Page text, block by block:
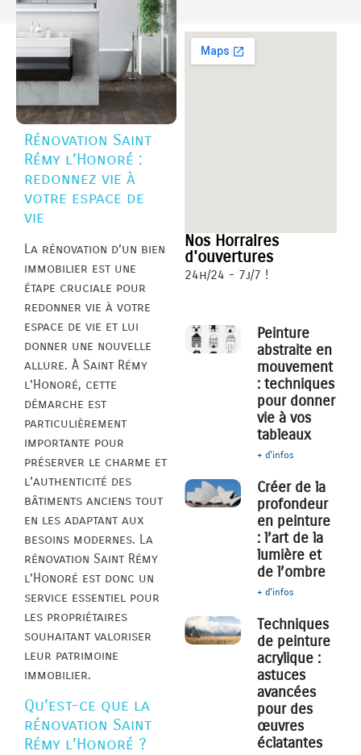
Rénovation Saint
Rémy l’Honoré :
redonnez vie à
votre espace de
vie
La rénovation d’un bien
immobilier est une
étape cruciale pour
redonner vie à votre
espace de vie et lui
donner une nouvelle
allure. À Saint Rémy
l’Honoré, cette
démarche est
particulièrement
importante pour
préserver le charme et
l’authenticité des
bâtiments anciens tout
en les adaptant aux
besoins modernes. La
rénovation Saint Rémy
l’Honoré est donc un
service essentiel pour
les propriétaires
souhaitant valoriser
leur patrimoine
immobilier.
Qu’est-ce que la
rénovation Saint
Rémy l’Honoré ?
Nos Horraires
d'ouvertures
24h/24 - 7j/7 !
Peinture
abstraite en
mouvement
: techniques
pour donner
vie à vos
tableaux
+ d'infos
Créer de la
profondeur
en peinture
: l’art de la
lumière et
de l’ombre
+ d'infos
Techniques
de peinture
acrylique :
astuces
avancées
pour des
œuvres
éclatantes